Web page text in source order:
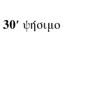
30′ ψήσιμο